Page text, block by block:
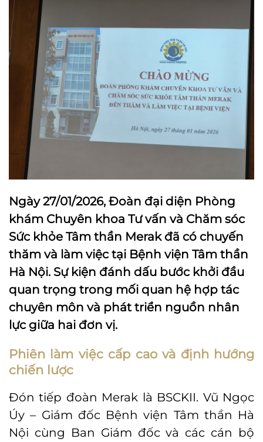
Ngày 27/01/2026, Đoàn đại diện Phòng
khám Chuyên khoa Tư vấn và Chăm sóc
Sức khỏe Tâm thần Merak đã có chuyến
thăm và làm việc tại Bệnh viện Tâm thần
Hà Nội. Sự kiện đánh dấu bước khởi đầu
quan trọng trong mối quan hệ hợp tác
chuyên môn và phát triển nguồn nhân
lực giữa hai đơn vị.
Phiên làm việc cấp cao và định hướng
chiến lược
Đón tiếp đoàn Merak là BSCKII. Vũ Ngọc
Úy – Giám đốc Bệnh viện Tâm thần Hà
Nội cùng Ban Giám đốc và các cán bộ